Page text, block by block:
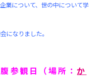
業について、世の中について学
になりました。
参観日（場所：か